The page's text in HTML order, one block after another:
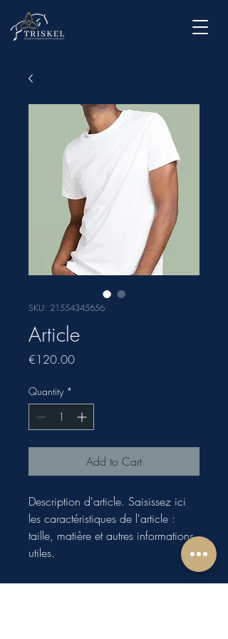
SKU: 21554345656
Article
€120.00Price
Quantity *
Add to Cart
Description d'article. Saisissez ici
les caractéristiques de l'article :
taille, matière et autres informations
utiles.